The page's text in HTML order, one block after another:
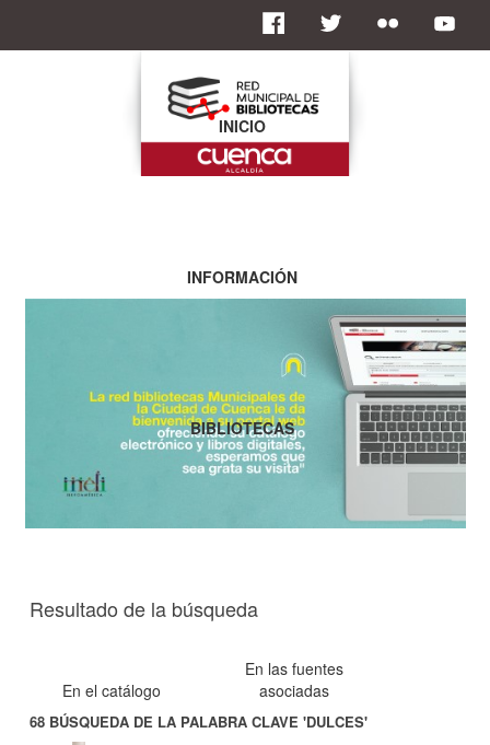
Resultado de la búsqueda
En el catálogo
En las fuentes
asociadas
68 BÚSQUEDA DE LA PALABRA CLAVE'DULCES'
INICIO
INFORMACIÓN
BIBLIOTECAS